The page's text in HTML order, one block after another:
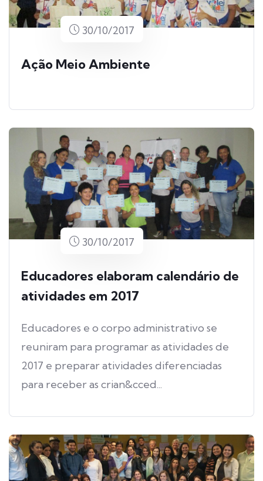
30/10/2017
Ação Meio Ambiente
30/10/2017
Educadores elaboram calendário de
atividades em 2017
Educadores e o corpo administrativo se
reuniram para programar as atividades de
2017 e preparar atividades diferenciadas
para receber as crian&cced...